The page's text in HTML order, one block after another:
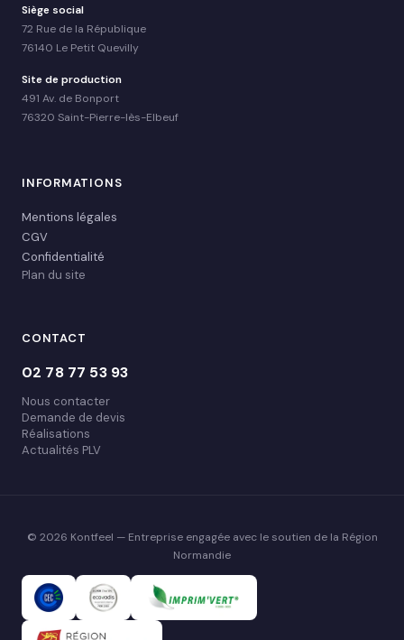
Siège social
72 Rue de la République
76140 Le Petit Quevilly
Site de production
491 Av. de Bonport
76320 Saint-Pierre-lès-Elbeuf
INFORMATIONS
Mentions légales
CGV
Confidentialité
Plan du site
CONTACT
02 78 77 53 93
Nous contacter
Demande de devis
Réalisations
Actualités PLV
© 2026 Kontfeel — Entreprise engagée avec le soutien de la Région
Normandie